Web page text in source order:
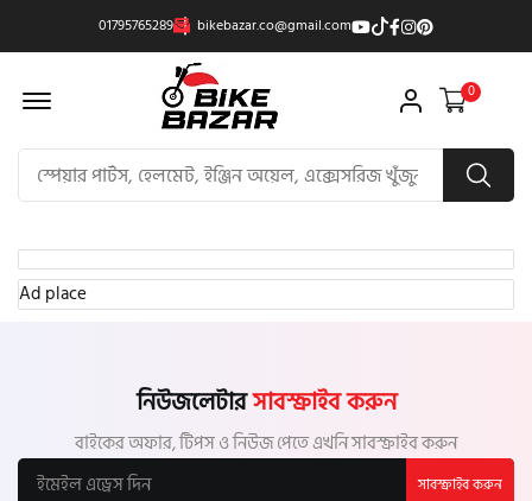
01795765289 bikebazar.co@gmail.com
Offcanvas Menu Open 0
Ad place
নিউজলেটারসাবস্ক্রাইব করুন
বাইকের অফার, টিপস ও নিউজ পেতে এখনি সাবস্ক্রাইব করুন
সাবস্ক্রাইব করুন